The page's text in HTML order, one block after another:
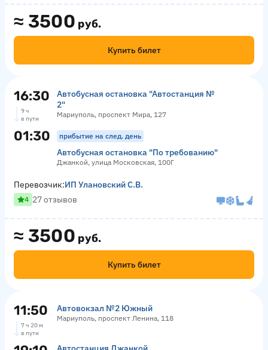
≈ 3500 руб.
Купить билет
16:30
Автобусная остановка "Автостанция №
2"
Мариуполь, проспект Мира, 127
9 ч
в пути
01:30 прибытие на след. день
Автобусная остановка "По требованию"
Джанкой, улица Московская, 100Г
≈ 3500 руб.
Купить билет
Перевозчик:ИП Улановский С.В.
4 27 отзывов
11:50 Автовокзал №2 Южный
Мариуполь, проспект Ленина, 118
7 ч 20 м
в пути